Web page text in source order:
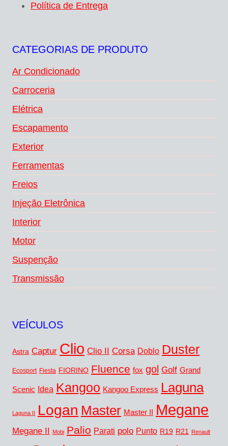
Política de Entrega
CATEGORIAS DE PRODUTO
Ar Condicionado
Carroceria
Elétrica
Escapamento
Exterior
Ferramentas
Freios
Injeção Eletrônica
Interior
Motor
Suspenção
Transmissão
VEÍCULOS
Astra Captur Clio Clio II Corsa Doblo Duster
Ecosport Fiesta FIORINO Fluence fox gol Golf Grand
Scenic Idea Kangoo Kangoo Express Laguna
Laguna II Logan Master Master II Megane
Megane II Mobi Palio Parati polo Punto R19 R21 Renault